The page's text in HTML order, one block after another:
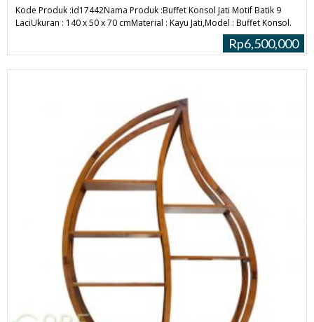
Kode Produk :id17442Nama Produk :Buffet Konsol Jati Motif Batik 9
LaciUkuran : 140 x 50 x 70 cmMaterial : Kayu Jati,Model : Buffet Konsol.
Rp6,500,000